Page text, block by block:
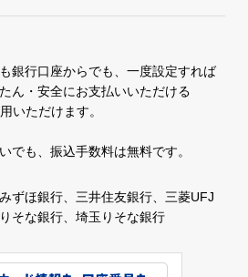
銀行口座からでも、一度設定すれば
ん・安全にお支払いいただける
いただけます。
でも、振込手数料は無料です。
ずほ銀行、三井住友銀行、三菱UFJ
そな銀行、埼玉りそな銀行